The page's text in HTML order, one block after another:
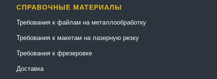
СПРАВОЧНЫЕ МАТЕРИАЛЫ
Требования к файлам на металлообработку
Требования к макетам на лазерную резку
Требования к фрезеровке
Доставка